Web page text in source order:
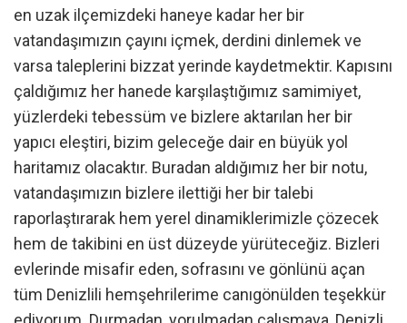
en uzak ilçemizdeki haneye kadar her bir
vatandaşımızın çayını içmek, derdini dinlemek ve
varsa taleplerini bizzat yerinde kaydetmektir. Kapısını
çaldığımız her hanede karşılaştığımız samimiyet,
yüzlerdeki tebessüm ve bizlere aktarılan her bir
yapıcı eleştiri, bizim geleceğe dair en büyük yol
haritamız olacaktır. Buradan aldığımız her bir notu,
vatandaşımızın bizlere ilettiği her bir talebi
raporlaştırarak hem yerel dinamiklerimizle çözecek
hem de takibini en üst düzeyde yürüteceğiz. Bizleri
evlerinde misafir eden, sofrasını ve gönlünü açan
tüm Denizlili hemşehrilerime canıgönülden teşekkür